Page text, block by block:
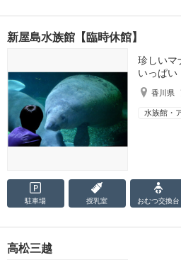
新屋島水族館【臨時休館】
珍しいマ
いっぱい
香川県
水族館・
駐車場 授乳室 おむつ交換台
高松三越